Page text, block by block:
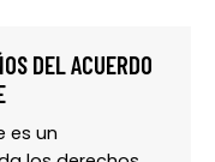
DEL ACUERDO
es un